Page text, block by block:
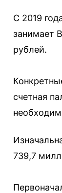
С 2019
занимает
рублей.
счетная
739,7